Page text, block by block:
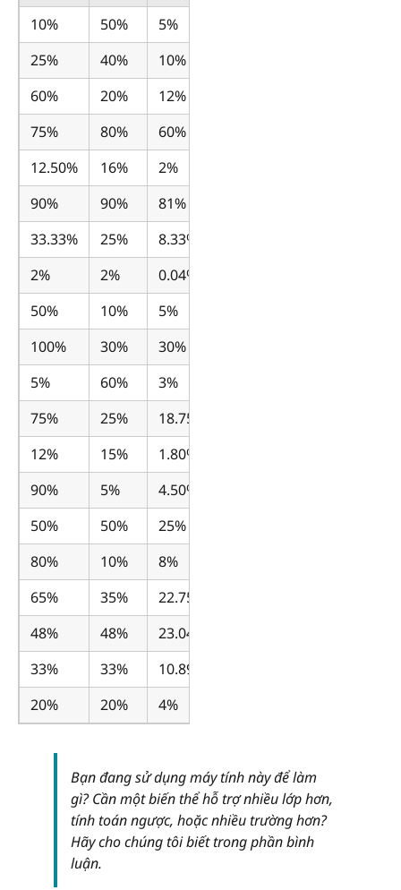
10%
50%
5%
25%
40%
10%
60%
20%
12%
75%
80%
60%
12.50%
16%
2%
90%
90%
81%
33.33%
25%
8.33%
2%
2%
0.04%
50%
10%
5%
100%
30%
30%
5%
60%
3%
75%
25%
18.75%
12%
15%
1.80%
90%
5%
4.50%
50%
50%
25%
80%
10%
8%
65%
35%
22.75%
48%
48%
23.04%
33%
33%
10.89%
20%
20% 4%
Bạn đang sử dụng máy tính này để làm
gì? Cần một biến thể hỗ trợ nhiều lớp hơn,
tính toán ngược, hoặc nhiều trường hơn?
Hãy cho chúng tôi biết trong phần bình
luận.